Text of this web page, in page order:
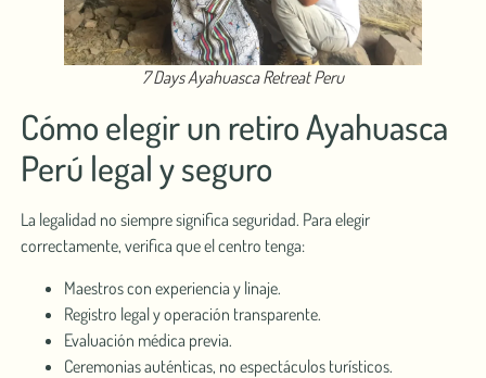
7 Days Ayahuasca Retreat Peru
Cómo elegir un retiro Ayahuasca
Perú legal y seguro
La legalidad no siempre significa seguridad. Para elegir
correctamente, verifica que el centro tenga:
Maestros con experiencia y linaje.
Registro legal y operación transparente.
Evaluación médica previa.
Ceremonias auténticas, no espectáculos turísticos.